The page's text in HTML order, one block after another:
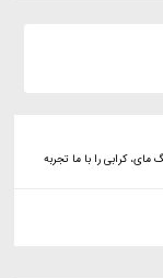
مای، کرابی را با ما تجربه